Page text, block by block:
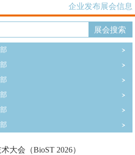
企业发布展会信息
大会（BioST 2026）